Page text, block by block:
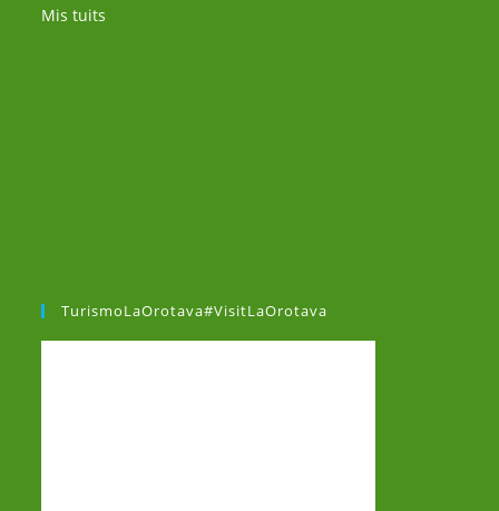
Mis tuits
TurismoLaOrotava#VisitLaOrotava